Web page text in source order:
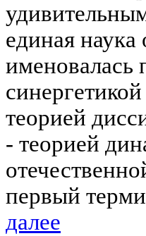
единая
именовалась
теорией
- теорией
первый
далее